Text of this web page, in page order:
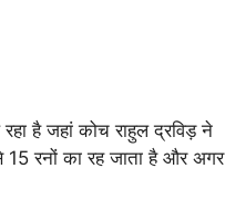
है जहां कोच राहुल द्रविड़ ने
15 रनों का रह जाता है और अगर